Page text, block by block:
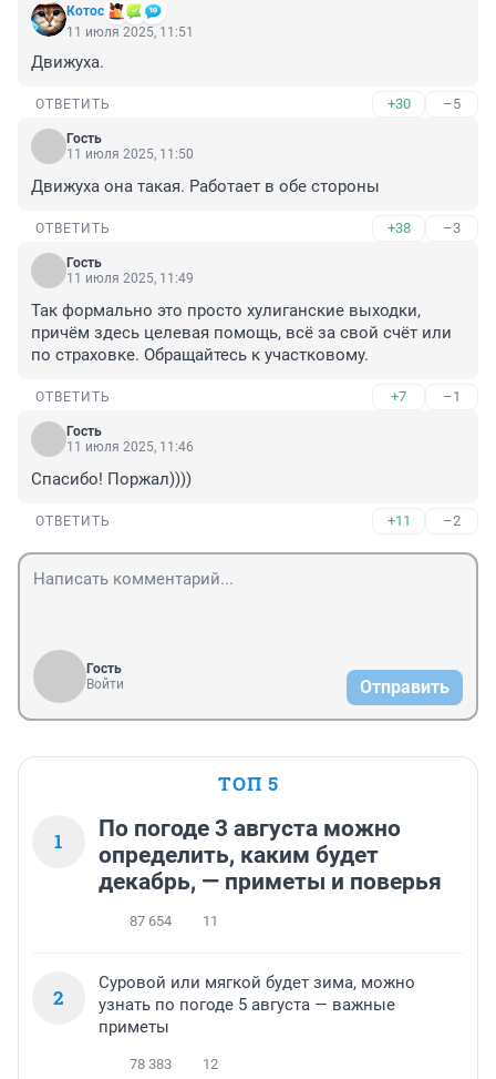
Котос
11 июля 2025, 11:51
Движуха.
ОТВЕТИТЬ +30 –5
Гость
11 июля 2025, 11:50
Движуха она такая. Работает в обе стороны
ОТВЕТИТЬ +38 –3
Гость
11 июля 2025, 11:49
Так формально это просто хулиганские выходки,
причём здесь целевая помощь, всё за свой счёт или
по страховке. Обращайтесь к участковому.
ОТВЕТИТЬ +7 –1
Гость
11 июля 2025, 11:46
Спасибо! Поржал))))
ОТВЕТИТЬ +11 –2
Гость
Войти
Отправить
ТОП 5
1
По погоде 3 августа можно
определить, каким будет
декабрь, — приметы и поверья
87 654 11
2
Суровой или мягкой будет зима, можно
узнать по погоде 5 августа — важные
приметы
78 383 12